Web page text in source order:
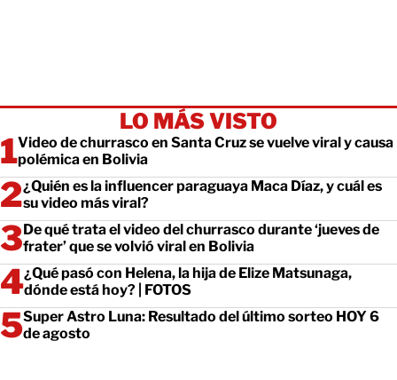
LO MÁS VISTO
Video de churrasco en Santa Cruz se vuelve viral y causa
polémica en Bolivia
¿Quién es la influencer paraguaya Maca Díaz, y cuál es
su video más viral?
De qué trata el video del churrasco durante ‘jueves de
frater’ que se volvió viral en Bolivia
¿Qué pasó con Helena, la hija de Elize Matsunaga,
dónde está hoy? | FOTOS
Super Astro Luna: Resultado del último sorteo HOY 6
de agosto